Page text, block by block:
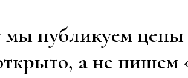
публикуем цены
а не пишем